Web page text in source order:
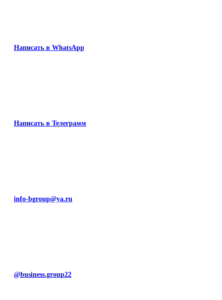
Написать в WhatsApp
Написать в Телеграмм
info-bgroup@ya.ru
@business.group22